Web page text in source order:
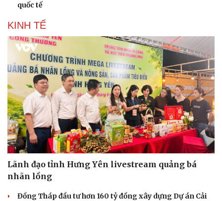
quốc tế
KINH TẾ
Lãnh đạo tỉnh Hưng Yên livestream quảng bá
nhãn lồng
Đồng Tháp đầu tư hơn 160 tỷ đồng xây dựng Dự án Cải